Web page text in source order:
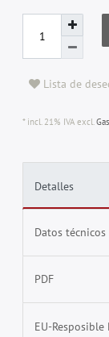
Lista de
* incl. 21% IVA excl.
Detalles
Datos técnicos
PDF
EU-Resposible